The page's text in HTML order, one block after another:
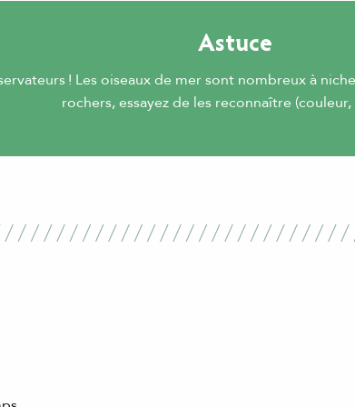
Astuce
! Les oiseaux de mer sont nombreux à
rochers, essayez de les reconnaître